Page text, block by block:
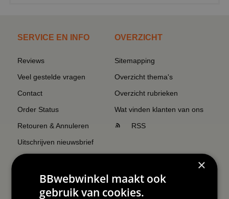
SERVICE EN INFO
Reviews
Veel gestelde vragen
Contact
Order Status
Retouren & Annuleren
Uitschrijven nieuwsbrief
Wij verzenden Postnl
OVERZICHT
Sitemapping
Overzicht thema's
Overzicht rubrieken
Wat vinden klanten van ons
RSS
×
BBwebwinkel maakt ook
gebruik van cookies.